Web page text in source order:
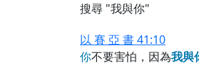
搜尋 "我與你"
以 賽 亞 書 41:10
你不要害怕，因為我與